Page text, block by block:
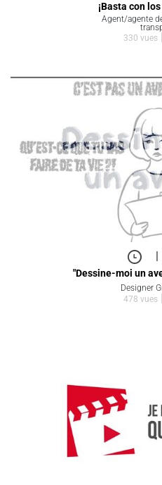
¡Basta con
Agent/agente
330 vues
|
"Dessine-moi un
Designer
478 vues